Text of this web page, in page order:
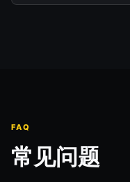
FAQ
常见问题